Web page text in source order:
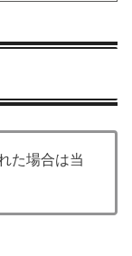
た場合は当